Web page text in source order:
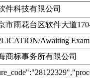
件科技有限公司
市雨花台区软件大道
Awaiting
商标事务所有限公司